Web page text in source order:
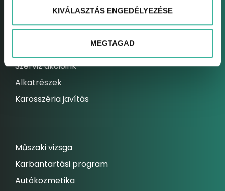
KIVÁLASZTÁS ENGEDÉLYEZÉSE
MEGTAGAD
Elektromos autó szerviz
Kárrendezési centrum
Állandó szolgáltatásaink
Szerviz akcióink
Alkatrészek
Karosszéria javítás
Műszaki vizsga
Karbantartási program
Autókozmetika